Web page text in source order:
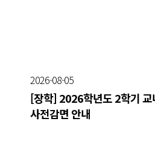
2026-08-05
[장학] 2026학년도 2학기 교
사전감면 안내